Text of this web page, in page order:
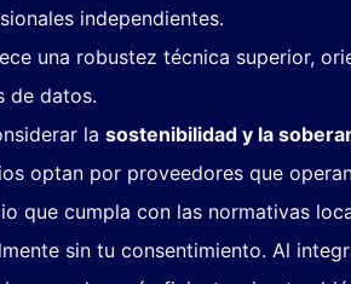
independientes.
una robustez técnica superior,
de datos.
la sostenibilidad y la
optan por proveedores que
que cumpla con las normativas
sin tu consentimiento. Al